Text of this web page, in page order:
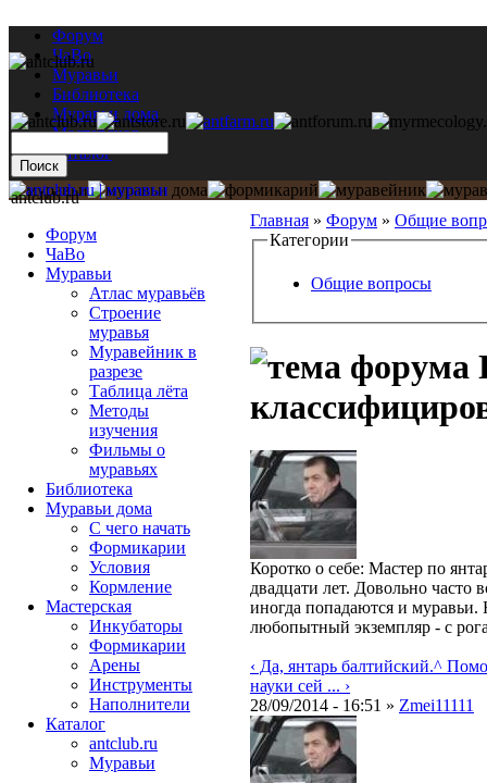
Форум
ЧаВо
Муравьи
Библиотека
Муравьи дома
Мастерская
Каталог
Главная » Форум » Общие
Категории
Общие вопросы
Коротко о себе: Мастер по
двадцати лет. Довольно часто
иногда попадаются и
любопытный экземпляр - с
‹ Да, янтарь балтийский.^
науки сей ... ›
28/09/2014 - 16:51 » Zmei11111
antclub.ru
Форум
ЧаВо
Муравьи
Атлас муравьёв
Строение
муравья
Муравейник в
разрезе
Таблица лёта
Методы
изучения
Фильмы о
муравьях
Библиотека
Муравьи дома
С чего начать
Формикарии
Условия
Кормление
Мастерская
Инкубаторы
Формикарии
Арены
Инструменты
Наполнители
Каталог
antclub.ru
Муравьи